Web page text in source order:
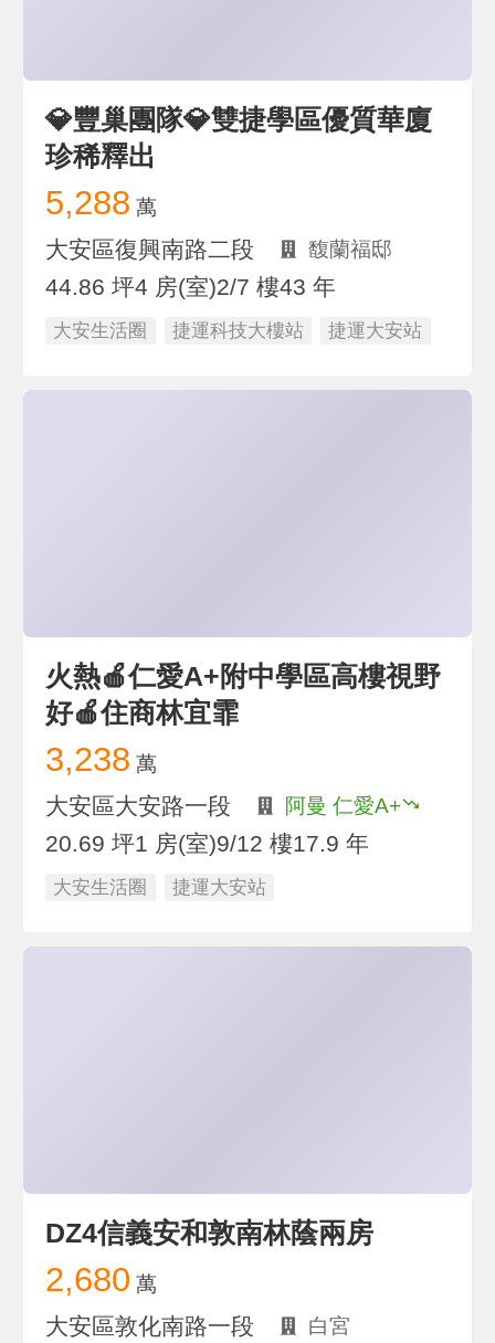
💎豐巢團隊💎雙捷學區優質華廈
珍稀釋出
5,288 萬
大安區復興南路二段 馥蘭福邸
44.86 坪4 房(室)2/7 樓43 年
大安生活圈 捷運科技大樓站 捷運大安站
火熱🍎仁愛A+附中學區高樓視野
好🍎住商林宜霏
3,238 萬
大安區大安路一段 阿曼 仁愛A+
20.69 坪1 房(室)9/12 樓17.9 年
大安生活圈 捷運大安站
DZ4信義安和敦南林蔭兩房
2,680 萬
大安區敦化南路一段 白宮